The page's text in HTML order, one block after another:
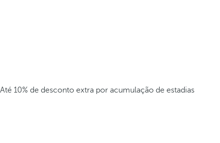
Até 10% de desconto extra por acumulação de estadias